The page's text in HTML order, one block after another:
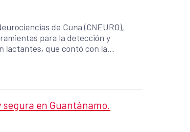
de Cuna (CNEURO),
para la detección y
lactantes, que contó con la
en Guantánamo.